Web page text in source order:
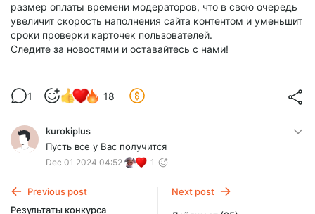
размер оплаты времени модераторов, что в свою очередь
увеличит скорость наполнения сайта контентом и уменьшит
сроки проверки карточек пользователей.
Следите за новостями и оставайтесь с нами!
1 18
kurokiplus
Пусть все у Вас получится
Dec 01 2024 04:52 1
Previous post
Результаты конкурса
Next post